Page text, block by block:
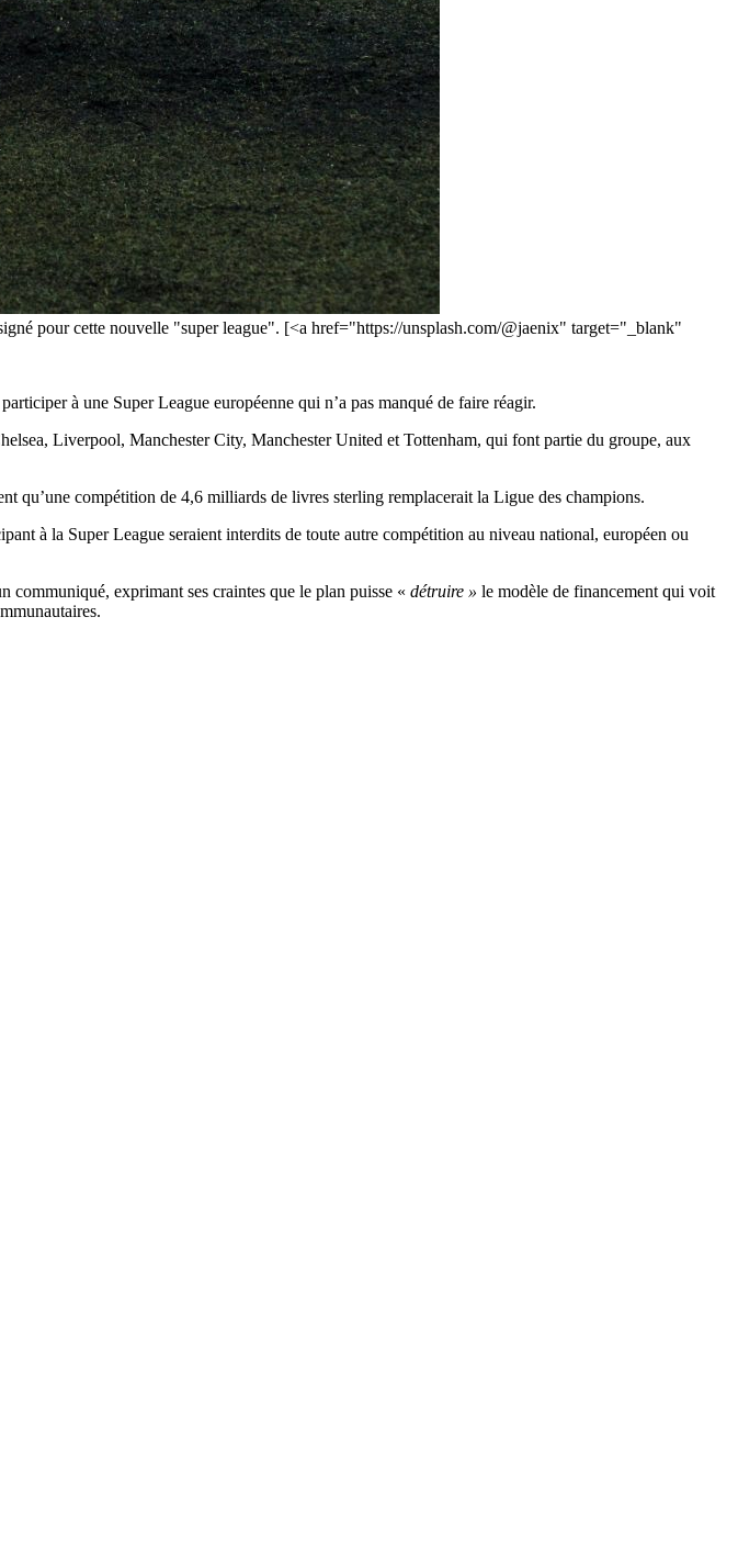
pour cette nouvelle "super league". [<a href="https://unsplash.com/@jaenix" target="_blank"
à une Super League européenne qui n’a pas manqué de faire réagir.
Liverpool, Manchester City, Manchester United et Tottenham, qui font partie du groupe, aux
qu’une compétition de 4,6 milliards de livres sterling remplacerait la Ligue des champions.
à la Super League seraient interdits de toute autre compétition au niveau national, européen ou
communiqué, exprimant ses craintes que le plan puisse « détruire » le modèle de financement qui voit